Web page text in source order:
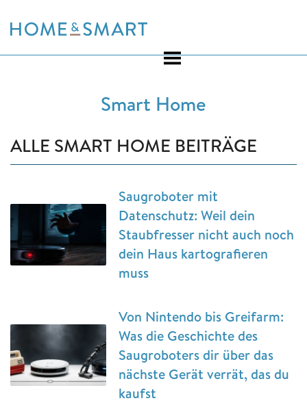
to
Smart Home
ALLE SMART HOME BEITRÄGE
Saugroboter mit
Datenschutz: Weil dein
Staubfresser nicht auch noch
dein Haus kartografieren
muss
Von Nintendo bis Greifarm:
Was die Geschichte des
Saugroboters dir über das
nächste Gerät verrät, das du
kaufst